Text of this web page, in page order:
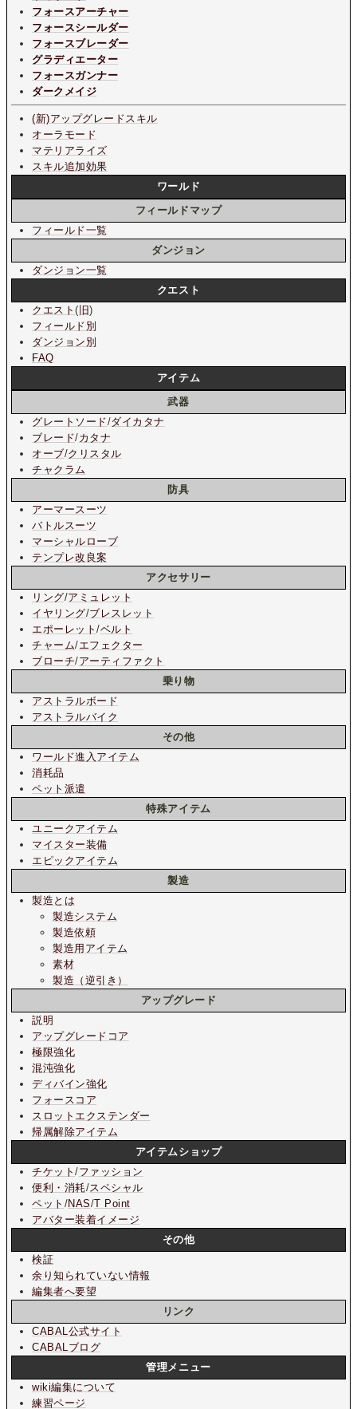
フォースアーチャー
フォースシールダー
フォースブレーダー
グラディエーター
フォースガンナー
ダークメイジ
(新)アップグレードスキル
オーラモード
マテリアライズ
スキル追加効果
ワールド
フィールドマップ
フィールド一覧
ダンジョン
ダンジョン一覧
クエスト
クエスト(旧)
フィールド別
ダンジョン別
FAQ
アイテム
武器
グレートソード/ダイカタナ
ブレード/カタナ
オーブ/クリスタル
チャクラム
防具
アーマースーツ
バトルスーツ
マーシャルローブ
テンプレ改良案
アクセサリー
リング/アミュレット
イヤリング/ブレスレット
エポーレット/ベルト
チャーム/エフェクター
ブローチ/アーティファクト
乗り物
アストラルボード
アストラルバイク
その他
ワールド進入アイテム
消耗品
ペット派遣
特殊アイテム
ユニークアイテム
マイスター装備
エピックアイテム
製造
製造とは
製造システム
製造依頼
製造用アイテム
素材
製造（逆引き）
アップグレード
説明
アップグレードコア
極限強化
混沌強化
ディバイン強化
フォースコア
スロットエクステンダー
帰属解除アイテム
アイテムショップ
チケット/ファッション
便利・消耗/スペシャル
ペット /NAS/T Point
アバター装着イメージ
その他
検証
余り知られていない情報
編集者へ要望
リンク
CABAL公式サイト
CABALブログ
管理メニュー
wiki編集について
練習ページ